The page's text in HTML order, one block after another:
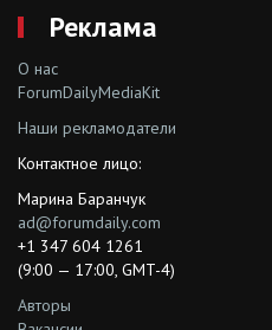
Реклама
О нас
ForumDailyMediaKit
Наши рекламодатели
Контактное лицо:
Марина Баранчук
ad@forumdaily.com
+1 347 604 1261
(9:00 — 17:00, GMT-4)
Авторы